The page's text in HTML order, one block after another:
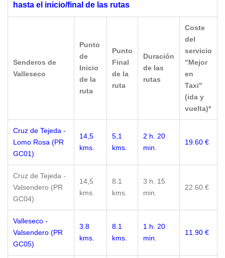
hasta el inicio/final de las rutas
Senderos de
Valleseco
Punto
de
Inicio
de la
ruta
Punto
Final
de la
ruta
Duración
de las
rutas
Coste
del
servicio
"Mejor
en
Taxi"
(ida y
vuelta)*
Cruz de Tejeda -
Lomo Rosa (PR
GC01)
14,5
kms.
5,1
kms.
2 h. 20
min.
19.60 €
Cruz de Tejeda -
Valsendero (PR
GC04)
14,5
kms.
8.1
kms.
3 h. 15
min.
22.60 €
Valleseco -
Valsendero (PR
GC05)
3.8
kms.
8.1
kms.
1 h. 20
min.
11.90 €